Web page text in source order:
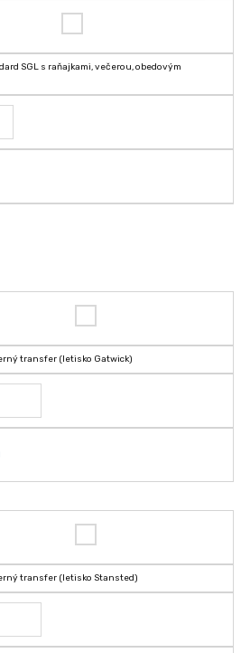
SGL s raňajkami, večerou, obedovým
transfer (letisko Gatwick)
transfer (letisko Stansted)